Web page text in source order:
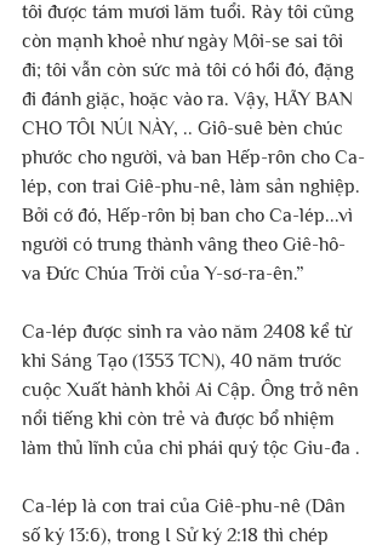
tôi được tám mươi lăm tuổi. Rày tôi cũng
còn mạnh khoẻ như ngày Môi-se sai tôi
đi; tôi vẫn còn sức mà tôi có hồi đó, đặng
đi đánh giặc, hoặc vào ra. Vậy, HÃY BAN
CHO TÔI NÚI NÀY, .. Giô-suê bèn chúc
phước cho người, và ban Hếp-rôn cho Ca-
lép, con trai Giê-phu-nê, làm sản nghiệp.
Bởi cớ đó, Hếp-rôn bị ban cho Ca-lép...vì
người có trung thành vâng theo Giê-hô-
va Đức Chúa Trời của Y-sơ-ra-ên.”
Ca-lép được sinh ra vào năm 2408 kể từ
khi Sáng Tạo (1353 TCN), 40 năm trước
cuộc Xuất hành khỏi Ai Cập. Ông trở nên
nổi tiếng khi còn trẻ và được bổ nhiệm
làm thủ lĩnh của chi phái quý tộc Giu-đa .
Ca-lép là con trai của Giê-phu-nê (Dân
số ký 13:6), trong I Sử ký 2:18 thì chép